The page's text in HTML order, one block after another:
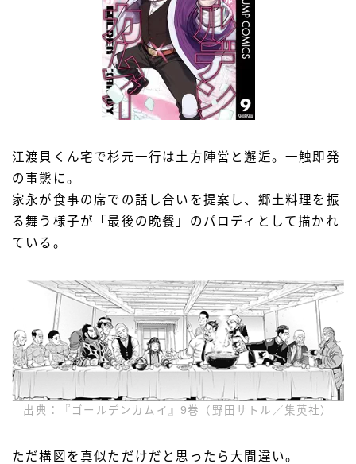
江渡貝くん宅で杉元一行は土方陣営と邂逅。一触即発
の事態に。
家永が食事の席での話し合いを提案し、郷土料理を振
る舞う様子が「最後の晩餐」のパロディとして描かれ
ている。
出典：『ゴールデンカムイ』9巻（野田サトル／集英社）
ただ構図を真似ただけだと思ったら大間違い。